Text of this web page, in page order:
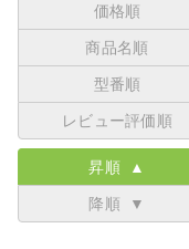
価格順
商品名順
型番順
レビュー評価順
昇順 ▲
降順 ▼